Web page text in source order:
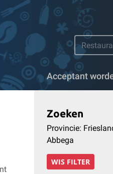
Acceptant
1100 restaurants
Zoeken
Provincie:
Abbega
WIS FILTER